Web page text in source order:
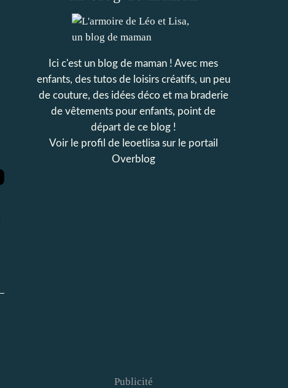
Ici c'est un blog de maman ! Avec mes
enfants, des tutos de loisirs créatifs, un peu
de couture, des idées déco et ma braderie
de vêtements pour enfants, point de
départ de ce blog !
Voir le profil de leoetlisasur le portail
Overblog
Publicité